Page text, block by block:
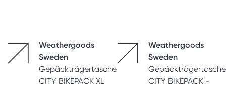
Weathergoods
Sweden
Gepäckträgertasche
CITY BIKEPACK XL
Weathergoods
Sweden
Gepäckträgertasche
CITY BIKEPACK -